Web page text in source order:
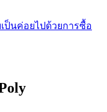
ป็นค่อยไปด้วยการซื้อ